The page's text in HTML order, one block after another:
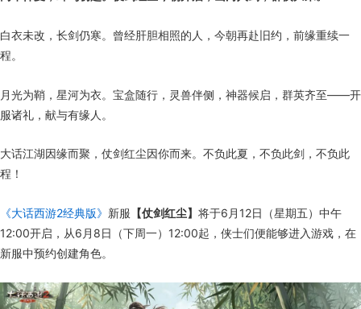
白衣未改，长剑仍寒。曾经肝胆相照的人，今朝再赴旧约，前缘重续一
程。
月光为鞘，星河为衣。宝盒随行，灵兽伴侧，神器候启，群英齐至——开
服诸礼，献与有缘人。
大话江湖因缘而聚，仗剑红尘因你而来。不负此夏，不负此剑，不负此
程！
《大话西游2经典版》 新服 【仗剑红尘】 将于6月12日（星期五）中午
12:00开启，从6月8日（下周一）12:00起，侠士们便能够进入游戏，在
新服中预约创建角色。